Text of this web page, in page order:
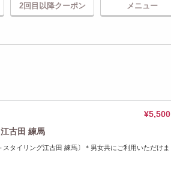
2回目以降クーポン メニュー
¥5,500
古田 練馬
タイリング江古田 練馬〕＊男女共にご利用いただけま